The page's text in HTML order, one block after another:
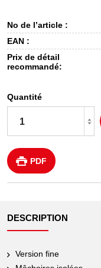
No de l’article :
EAN :
Prix de détail
recommandé:
Quantité
PDF
DESCRIPTION
Version fine